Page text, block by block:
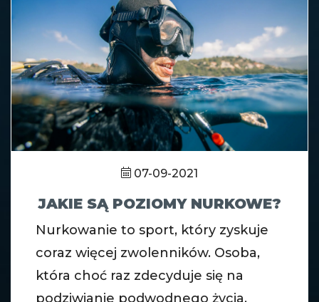
07-09-2021
JAKIE SĄ POZIOMY NURKOWE?
Nurkowanie to sport, który zyskuje
coraz więcej zwolenników. Osoba,
która choć raz zdecyduje się na
podziwianie podwodnego życia,